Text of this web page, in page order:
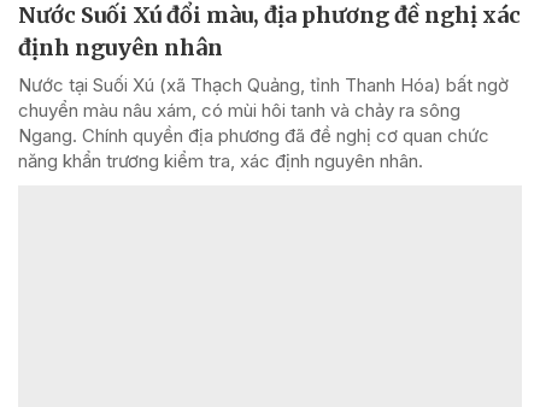
Nước Suối Xú đổi màu, địa phương đề nghị xác
định nguyên nhân
Nước tại Suối Xú (xã Thạch Quảng, tỉnh Thanh Hóa) bất ngờ
chuyển màu nâu xám, có mùi hôi tanh và chảy ra sông
Ngang. Chính quyền địa phương đã đề nghị cơ quan chức
năng khẩn trương kiểm tra, xác định nguyên nhân.